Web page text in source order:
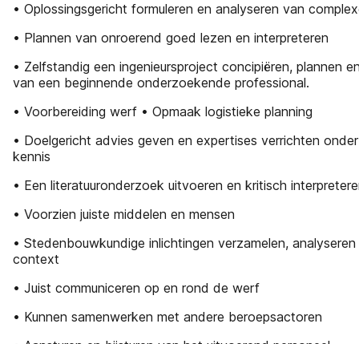
• Oplossingsgericht formuleren en analyseren van
• Plannen van onroerend goed lezen en interpreteren
• Zelfstandig een ingenieursproject concipiëren, plannen
van een beginnende onderzoekende professional.
• Voorbereiding werf • Opmaak logistieke planning
• Doelgericht advies geven en expertises verrichten
kennis
• Een literatuuronderzoek uitvoeren en kritisch
• Voorzien juiste middelen en mensen
• Stedenbouwkundige inlichtingen verzamelen,
context
• Juist communiceren op en rond de werf
• Kunnen samenwerken met andere beroepsactoren